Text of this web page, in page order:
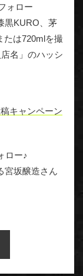
ォロー
黒KURO、茅
たは720mlを撮
名」のハッシ
キャンペーン
ロー♪
宮坂醸造さん